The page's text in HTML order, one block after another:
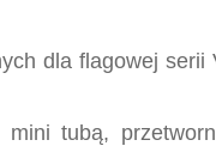
dla flagowej serii
tubą,